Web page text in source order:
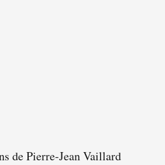
de Pierre-Jean Vaillard